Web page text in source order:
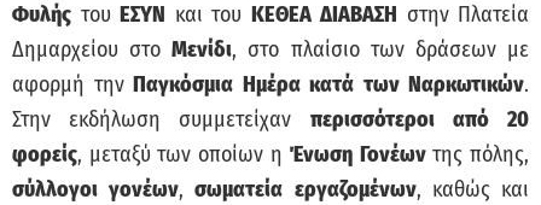
Φυλής του ΕΣΥΝ και του ΚΕΘΕΑ ΔΙΑΒΑΣΗ στην Πλατεία
Δημαρχείου στοΜενίδι, στο πλαίσιο των δράσεων με
αφορμή την Παγκόσμια Ημέρα κατά των Ναρκωτικών.
Στην εκδήλωση συμμετείχαν περισσότεροι από 20
φορείς, μεταξύ των οποίων η Ένωση Γονέωντης πόλης,
σύλλογοι γονέων,σωματεία εργαζομένων, καθώς και